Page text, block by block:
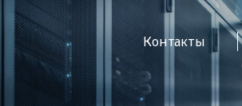
Контакты